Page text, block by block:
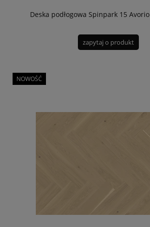
Deska podłogowa Spinpark 15 Avorio
zapytaj o produkt
NOWOŚĆ